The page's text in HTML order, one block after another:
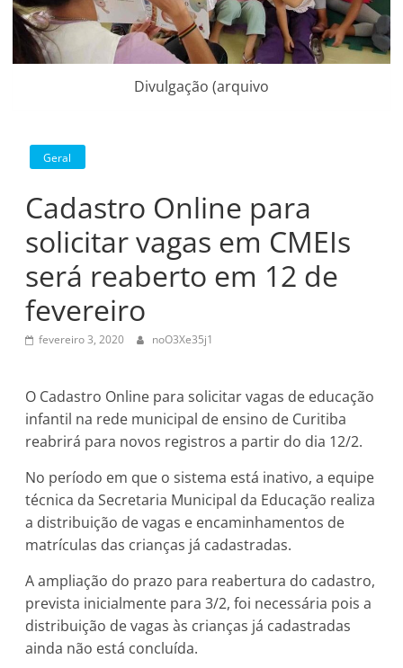
Divulgação (arquivo
Geral
Cadastro Online para
solicitar vagas em CMEIs
será reaberto em 12 de
fevereiro
fevereiro 3, 2020 noO3Xe35j1
O Cadastro Online para solicitar vagas de educação
infantil na rede municipal de ensino de Curitiba
reabrirá para novos registros a partir do dia 12/2.
No período em que o sistema está inativo, a equipe
técnica da Secretaria Municipal da Educação realiza
a distribuição de vagas e encaminhamentos de
matrículas das crianças já cadastradas.
A ampliação do prazo para reabertura do cadastro,
prevista inicialmente para 3/2, foi necessária pois a
distribuição de vagas às crianças já cadastradas
ainda não está concluída.